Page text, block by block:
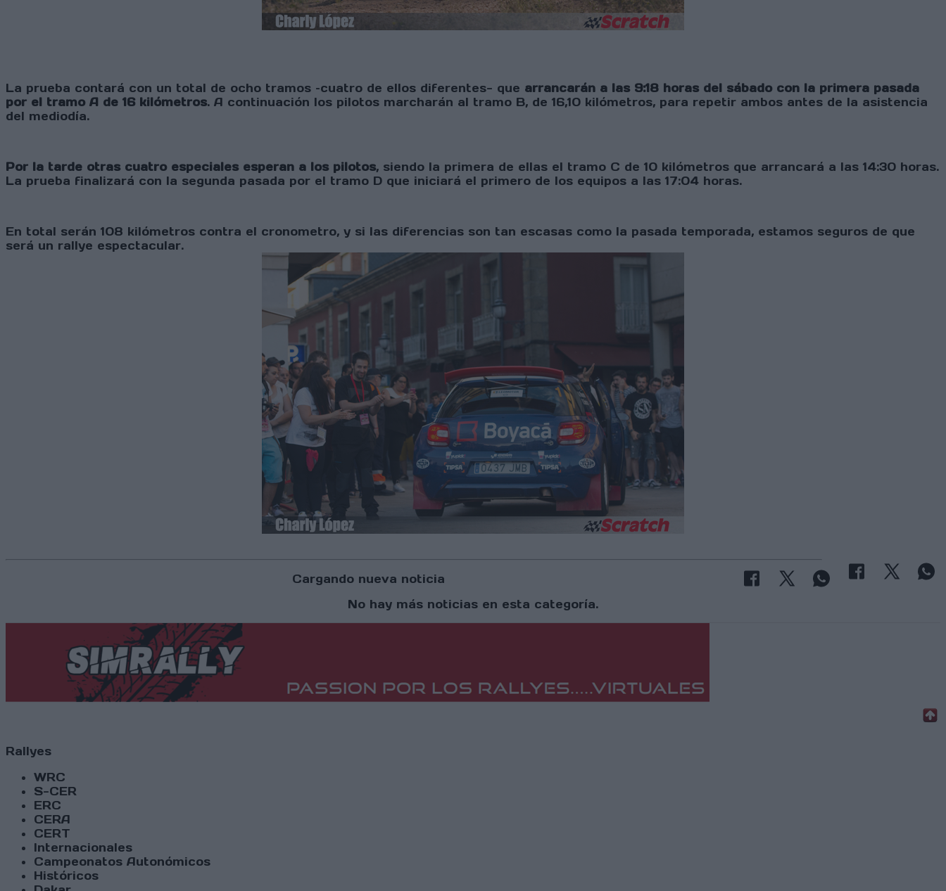
La prueba contará con un total de ocho tramos –cuatro de ellos diferentes- que arrancarán a las 9:18 horas del sábado con la primera pasada
por el tramo A de 16 kilómetros. A continuación los pilotos marcharán al tramo B, de 16,10 kilómetros, para repetir ambos antes de la asistencia
del mediodía.
Por la tarde otras cuatro especiales esperan a los pilotos, siendo la primera de ellas el tramo C de 10 kilómetros que arrancará a las 14:30 horas.
La prueba finalizará con la segunda pasada por el tramo D que iniciará el primero de los equipos a las 17:04 horas.
En total serán 108 kilómetros contra el cronometro, y si las diferencias son tan escasas como la pasada temporada, estamos seguros de que
será un rallye espectacular.
Cargando nueva noticia
No hay más noticias en esta categoría.
Rallyes
WRC
S-CER
ERC
CERA
CERT
Internacionales
Campeonatos Autonómicos
Históricos